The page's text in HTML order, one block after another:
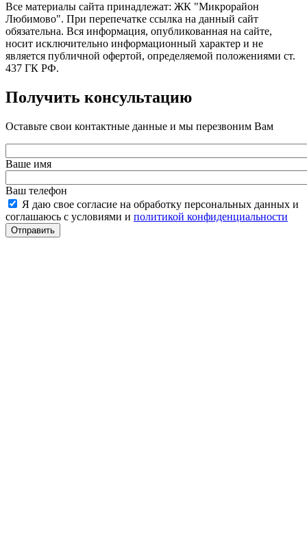
Все материалы сайта принадлежат: ЖК "Микрорайон
Любимово". При перепечатке ссылка на данный сайт
обязательна. Вся информация, опубликованная на сайте,
носит исключительно информационный характер и не
является публичной офертой, определяемой положениями ст.
437 ГК РФ.
Получить консультацию
Оставьте свои контактные данные и мы перезвоним Вам
Ваше имя
Ваш телефон
Я даю свое согласие на обработку персональных данных и
соглашаюсь с условиями и политикой конфиденциальности
Отправить